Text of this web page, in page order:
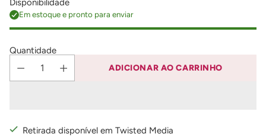
Disponibilidade
Em estoque e pronto para enviar
Quantidade
ADICIONAR AO CARRINHO
Retirada disponível em Twisted Media